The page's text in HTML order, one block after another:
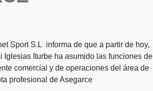
Sport S.L informa de que a partir de hoy,
Iglesias Iturbe ha asumido las funciones de
comercial y de operaciones del área de
profesional de Asegarce